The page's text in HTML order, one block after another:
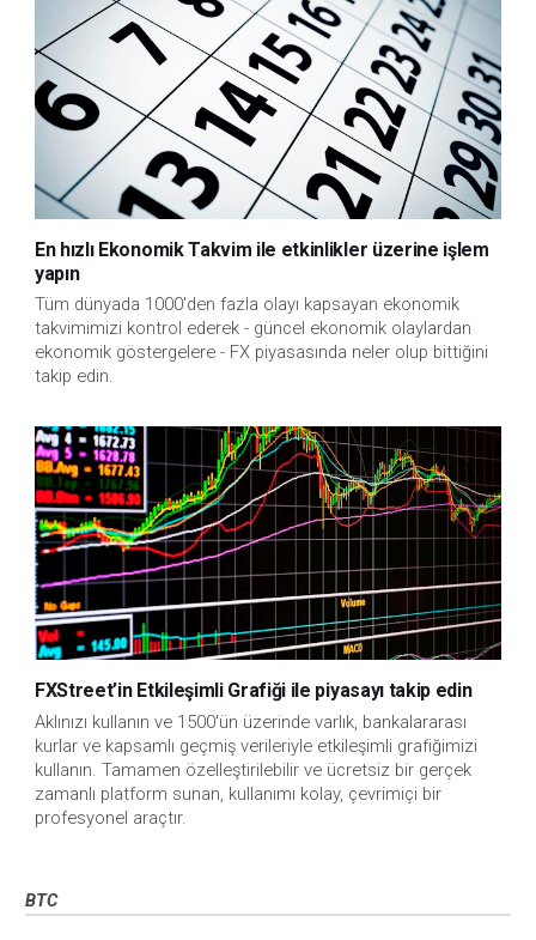
En hızlı Ekonomik Takvim ile etkinlikler üzerine işlem
yapın
Tüm dünyada 1000'den fazla olayı kapsayan ekonomik
takvimimizi kontrol ederek - güncel ekonomik olaylardan
ekonomik göstergelere - FX piyasasında neler olup bittiğini
takip edin.
FXStreet’in Etkileşimli Grafiği ile piyasayı takip edin
Aklınızı kullanın ve 1500'ün üzerinde varlık, bankalararası
kurlar ve kapsamlı geçmiş verileriyle etkileşimli grafiğimizi
kullanın. Tamamen özelleştirilebilir ve ücretsiz bir gerçek
zamanlı platform sunan, kullanımı kolay, çevrimiçi bir
profesyonel araçtır.
BTC